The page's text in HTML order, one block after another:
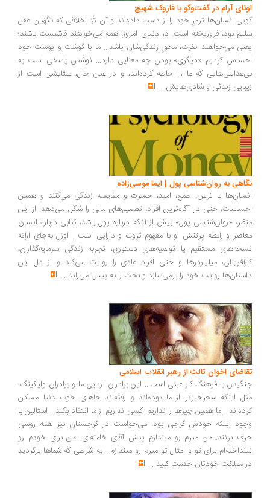
آرام در گفت‌وگو با فاروک شهیچ‭
انسان‌ها ترمزِ خود را از دست داده‌اند و آن کُدِ اخلاقی که نگهبان عقل
بود، فروریخته است. در دنیای امروز، همه می‌خواهند فاشیست باشند؛
می‌خواهند نفرت، محورِ زندگی‌شان باشد... ما با گوشت و پوست خود
کردیم «دیگری» بودن چه معنایی دارد... نوشتن پاسخی است به
که ما را احاطه کرده‌اند، و در عین حال، ستایشی است از
زندگی و شادی‌هایش...
به روان‌شناسی پول | ایما موسی‌زاده
با ترس، طمع، امید، حسرت و مقایسه زندگی می‌کنند و همین
حتی در آگاه‌ترین افراد، تصمیم‌های مالی را شکل می‌دهد. از این
«روان‌شناسی پول» بیش از آنکه درباره پول باشد، کتابی درباره انسان
و رابطه پرتنش او با مفهوم ثروت و دارایی است... اوزل به‌جای ارائه
مستقیم یا توصیه‌های دستوری، تجربه زندگی سرمایه‌گذاران،
میلیاردرها و حتی افراد عادی را روایت می‌کند و از دل این
روایت خود را برمی‌سازد و بحث را به پیش می‌راند ...
اخوان ثالث از رهبر انقلاب اسلامی
با فرهنگ کار عبثی است... این برادران آریایی ما و برادران وایکینگ،
اینکه سحرخیزتر از ما بوده‌اند و رفته‌اند جاهای خوب دنیا مسکن
ما همین چیزها را نداریم. کسی نداریم از ما انتقاد بکند... استالین با
اینکه خودش گرجی بود، می‌خواست در گرجستان نیز همه روسی
بزنند...من میرم رو میندازم پیش آقای خامنه‌ای، من برای خودم رو
برای تو و امثال تو میرم رو میندازم... به شرطی که شماها برگردید
مملکت خودتان خدمت کنید...